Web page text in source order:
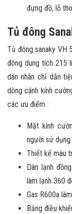
đựng đồ, lỗ
Tủ đông
Tủ đông sanaky VH
đông dung tích 215
dán nhãn chỉ dẫn
dòng cánh kính
các ưu điểm :
Mặt kính
người sử dụng
Thiết kế màu
Dàn lạnh
làm lạnh 360
Gas R600a
Bảng điều